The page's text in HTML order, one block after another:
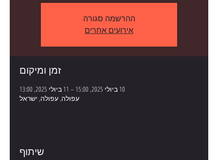
ההרשמה סגורה
אירועים אחרים
זמן ומיקום
10 ביולי 2025, 15:00 – 11 ביולי 2025, 13:00
עפולה, עפולה, ישראל
שיתוף